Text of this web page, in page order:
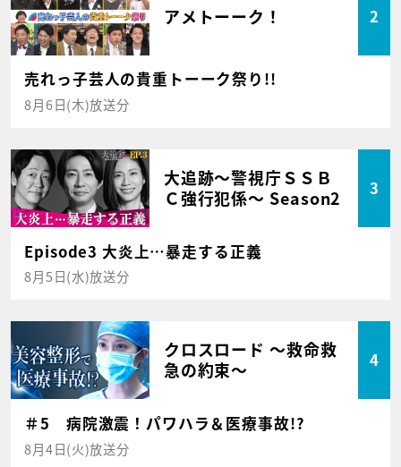
アメトーーク！ 2
売れっ子芸人の貴重トーーク祭り!!
8月6日(木)放送分
大追跡～警視庁ＳＳＢ
Ｃ強行犯係～ Season2
3
Episode3 大炎上…暴走する正義
8月5日(水)放送分
クロスロード ～救命救
急の約束～
4
＃5 病院激震！パワハラ＆医療事故!?
8月4日(火)放送分